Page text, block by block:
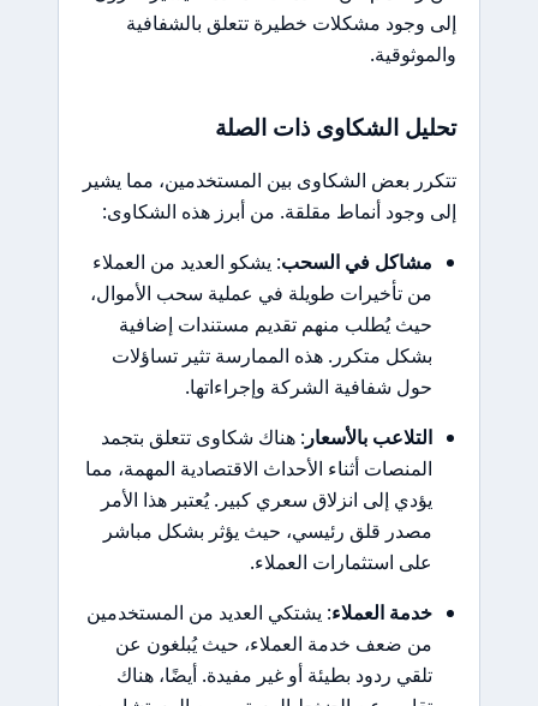
إلى وجود مشكلات خطيرة تتعلق بالشفافية
والموثوقية.
تحليل الشكاوى ذات الصلة
تتكرر بعض الشكاوى بين المستخدمين، مما يشير
إلى وجود أنماط مقلقة. من أبرز هذه الشكاوى:
مشاكل في السحب: يشكو العديد من العملاء
من تأخيرات طويلة في عملية سحب الأموال،
حيث يُطلب منهم تقديم مستندات إضافية
بشكل متكرر. هذه الممارسة تثير تساؤلات
حول شفافية الشركة وإجراءاتها.
التلاعب بالأسعار: هناك شكاوى تتعلق بتجمد
المنصات أثناء الأحداث الاقتصادية المهمة، مما
يؤدي إلى انزلاق سعري كبير. يُعتبر هذا الأمر
مصدر قلق رئيسي، حيث يؤثر بشكل مباشر
على استثمارات العملاء.
خدمة العملاء: يشتكي العديد من المستخدمين
من ضعف خدمة العملاء، حيث يُبلغون عن
تلقي ردود بطيئة أو غير مفيدة. أيضًا، هناك